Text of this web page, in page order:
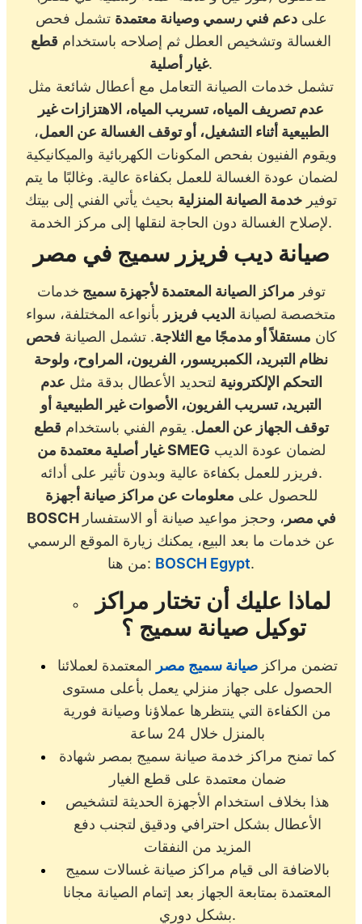
علىدعم فني رسمي وصيانة معتمدة تشمل فحص
الغسالة وتشخيص العطل ثم إصلاحه باستخدام قطع
غيار أصلية.
تشمل خدمات الصيانة التعامل مع أعطال شائعة مثل
عدم تصريف المياه، تسريب المياه، الاهتزازات غير
الطبيعية أثناء التشغيل، أو توقف الغسالة عن العمل،
ويقوم الفنيون بفحص المكونات الكهربائية والميكانيكية
لضمان عودة الغسالة للعمل بكفاءة عالية. وغالبًا ما يتم
توفير خدمة الصيانة المنزلية بحيث يأتي الفني إلى بيتك
لإصلاح الغسالة دون الحاجة لنقلها إلى مركز الخدمة.
صيانة ديب فريزر سميج في مصر
توفر مراكز الصيانة المعتمدة لأجهزة سميج خدمات
متخصصة لصيانة الديب فريزر بأنواعه المختلفة، سواء
كان مستقلاً أو مدمجًا مع الثلاجة. تشمل الصيانة فحص
نظام التبريد، الكمبريسور، الفريون، المراوح، ولوحة
التحكم الإلكترونية لتحديد الأعطال بدقة مثل عدم
التبريد، تسريب الفريون، الأصوات غير الطبيعية أو
توقف الجهاز عن العمل. يقوم الفني باستخدام قطع
غيار أصلية معتمدة من SMEG
فريزر للعمل بكفاءة عالية وبدون تأثير على أدائه.
للحصول على معلومات عن مراكز صيانة أجهزة
BOSCH في مصر ، وحجز مواعيد صيانة أو الاستفسار
عن خدمات ما بعد البيع، يمكنك زيارة الموقع الرسمي
من هنا: BOSCH Egypt.
لماذا عليك أن تختار مراكز
توكيل صيانة سميج ؟
تضمن مراكزصيانة سميج مصر المعتمدة لعملائنا
الحصول على جهاز منزلي يعمل بأعلى مستوى
من الكفاءة التي ينتظرها عملاؤنا وصيانة فورية
بالمنزل خلال 24 ساعة
كما تمنح مراكز خدمة صيانة سميج بمصر شهادة
ضمان معتمدة على قطع الغيار
هذا بخلاف استخدام الأجهزة الحديثة لتشخيص
الأعطال بشكل احترافي ودقيق لتجنب دفع
المزيد من النفقات
بالاضافة الى قيام مراكز صيانة غسالات سميج
المعتمدة بمتابعة الجهاز بعد إتمام الصيانة مجانا
بشكل دوري.